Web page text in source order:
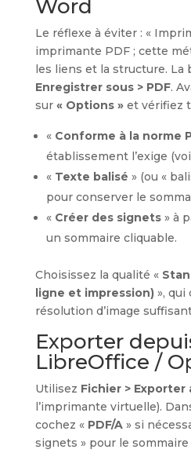
Word
Le réflexe à éviter : «
imprimante PDF ; cette
les liens et la structure. La
Enregistrer sous > PDF.
sur « Options »et vérifiez
« Conforme à la norme
établissement l’exige
« Texte balisé » (ou «
pour conserver le
« Créer des signets » à
un sommaire cliquable.
Choisissez la qualité «
ligne et impression)», qui
résolution d’image
Exporter
LibreOffice /
Utilisez Fichier > Exporter
l’imprimante virtuelle).
cochez « PDF/A» si
signets » pour le